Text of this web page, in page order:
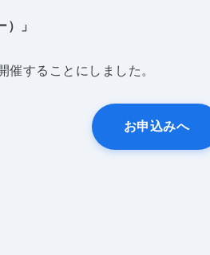
」
催することにしました。
お申込みへ